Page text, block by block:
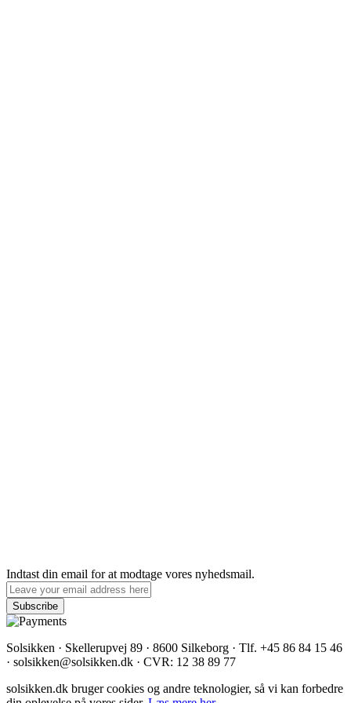
Indtast din email for at modtage vores nyhedsmail.
Solsikken · Skellerupvej 89 · 8600 Silkeborg · Tlf. +45 86 84 15 46
· solsikken@solsikken.dk · CVR: 12 38 89 77
solsikken.dk bruger cookies og andre teknologier, så vi kan forbedre